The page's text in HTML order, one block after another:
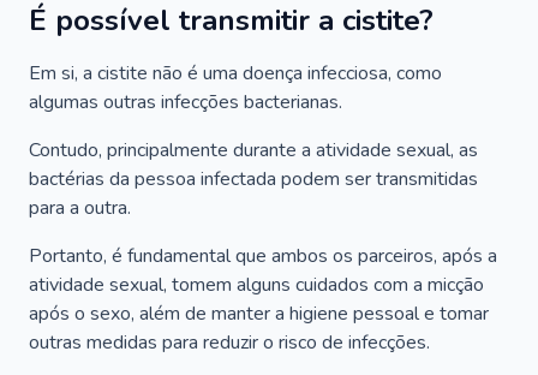
É possível transmitir a cistite?
Em si, a cistite não é uma doença infecciosa, como
algumas outras infecções bacterianas.
Contudo, principalmente durante a atividade sexual, as
bactérias da pessoa infectada podem ser transmitidas
para a outra.
Portanto, é fundamental que ambos os parceiros, após a
atividade sexual, tomem alguns cuidados com a micção
após o sexo, além de manter a higiene pessoal e tomar
outras medidas para reduzir o risco de infecções.